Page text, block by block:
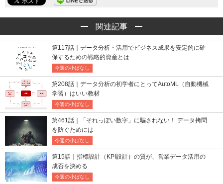
関連記事
第117話｜データ分析・活用でビジネス成果を安定的に確
保するための戦略的資産とは
今週の小ばなし
第208話｜データ分析の初学者にとってAutoML（自動機械
学習）はいい教材
今週の小ばなし
第461話｜「それっぽい数字」に騙されない！ データ拷問
を防ぐためには
今週の小ばなし
第15話｜指標設計（KPI設計）の質が、営業データ活用の
成否を決める
今週の小ばなし